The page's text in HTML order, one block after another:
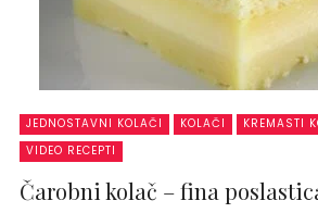
JEDNOSTAVNI KOLAČI KOLAČI KREMASTI
VIDEO RECEPTI
Čarobni kolač – fina